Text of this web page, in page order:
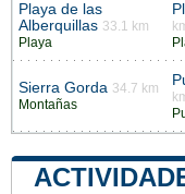
Playa de las
Alberquillas 33.1 km
Playa
Sierra Gorda 34.7 km
Montañas